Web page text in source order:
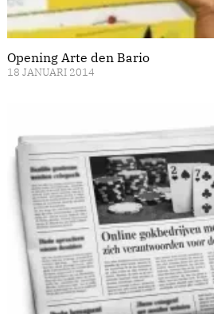
Opening Arte den Bario
18 JANUARI 2014